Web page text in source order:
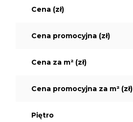
Cena (zł)
Cena promocyjna (zł)
Cena za m² (zł)
Cena promocyjna za m² (zł)
Piętro